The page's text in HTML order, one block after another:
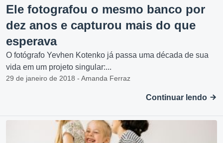
Ele fotografou o mesmo banco por
dez anos e capturou mais do que
esperava
O fotógrafo Yevhen Kotenko já passa uma década de sua
vida em um projeto singular:...
29 de janeiro de 2018 - Amanda Ferraz
Continuar lendo